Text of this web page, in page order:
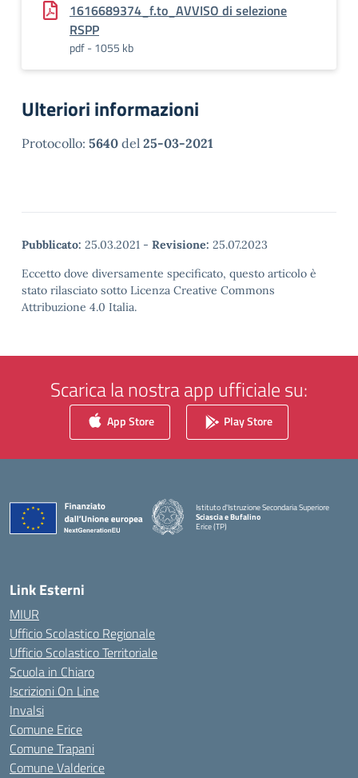
1616689374_f.to_AVVISO di selezione
RSPP
pdf - 1055 kb
Ulteriori informazioni
Protocollo: 5640 del 25-03-2021
Pubblicato: 25.03.2021 - Revisione: 25.07.2023
Eccetto dove diversamente specificato, questo articolo è
stato rilasciato sotto Licenza Creative Commons
Attribuzione 4.0 Italia.
Scarica la nostra app ufficiale su:
App Store Play Store
Istituto d'Istruzione Secondaria Superiore
Sciascia e Bufalino
Erice (TP)
Link Esterni
MIUR
Ufficio Scolastico Regionale
Ufficio Scolastico Territoriale
Scuola in Chiaro
Iscrizioni On Line
Invalsi
Comune Erice
Comune Trapani
Comune Valderice